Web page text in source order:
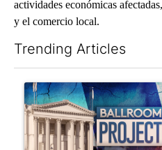
actividades económicas
y el comercio local.
Trending Articles
A trending article titled